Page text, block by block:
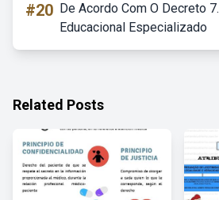
#20 De Acordo Com O Decreto
Educacional Especializado
Related Posts